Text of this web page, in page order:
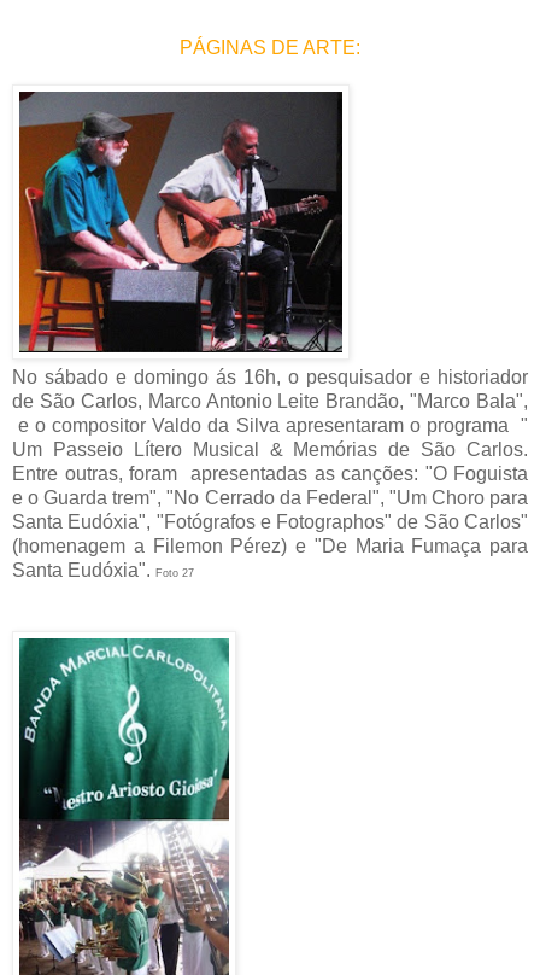
PÁGINAS DE ARTE:
No sábado e domingo ás 16h, o pesquisador e historiador
de São Carlos, Marco Antonio Leite Brandão, "Marco Bala",
e o compositor Valdo da Silva apresentaram o programa "
Um Passeio Lítero Musical & Memórias de São Carlos.
Entre outras, foram apresentadas as canções: "O Foguista
e o Guarda trem", "No Cerrado da Federal", "Um Choro para
Santa Eudóxia", "Fotógrafos e Fotographos" de São Carlos"
(homenagem a Filemon Pérez) e "De Maria Fumaça para
Santa Eudóxia". Foto 27